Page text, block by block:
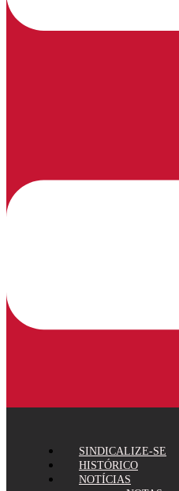
SINDICALIZE-SE
HISTÓRICO
NOTÍCIAS